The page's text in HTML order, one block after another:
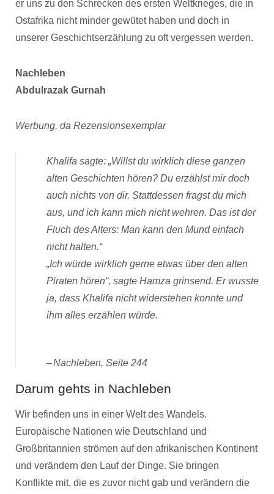
er uns zu den Schrecken des ersten Weltkrieges, die in
Ostafrika nicht minder gewütet haben und doch in
unserer Geschichtserzählung zu oft vergessen werden.
Nachleben
Abdulrazak Gurnah
Werbung, da Rezensionsexemplar
Khalifa sagte: „Willst du wirklich diese ganzen
alten Geschichten hören? Du erzählst mir doch
auch nichts von dir. Stattdessen fragst du mich
aus, und ich kann mich nicht wehren. Das ist der
Fluch des Alters: Man kann den Mund einfach
nicht halten.“
„Ich würde wirklich gerne etwas über den alten
Piraten hören“, sagte Hamza grinsend. Er wusste
ja, dass Khalifa nicht widerstehen konnte und
ihm alles erzählen würde.
Nachleben, Seite 244
Darum gehts in Nachleben
Wir befinden uns in einer Welt des Wandels.
Europäische Nationen wie Deutschland und
Großbritannien strömen auf den afrikanischen Kontinent
und verändern den Lauf der Dinge. Sie bringen
Konflikte mit, die es zuvor nicht gab und verändern die